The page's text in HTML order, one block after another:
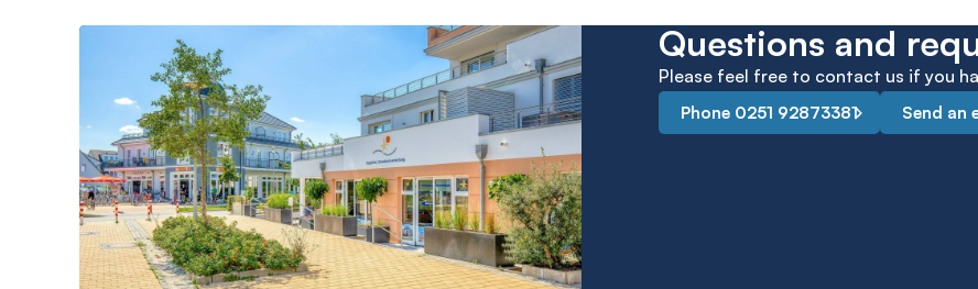
Questions and
Please feel free to contact us if you
Phone 0251 92873381 Send an